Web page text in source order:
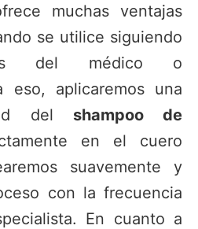
muchas ventajas
se utilice siguiendo
del médico o
eso, aplicaremos una
del shampoo de
en el cuero
suavemente y
con la frecuencia
En cuanto a